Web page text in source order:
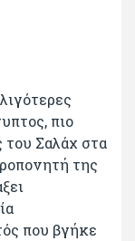
πιο
του Σαλάχ στα
της
που βγήκε